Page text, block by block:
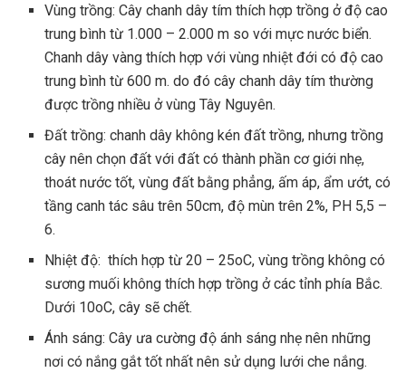
Vùng trồng: Cây chanh dây tím thích hợp trồng ở độ cao
trung bình từ 1.000 – 2.000 m so với mực nước biển.
Chanh dây vàng thích hợp với vùng nhiệt đới có độ cao
trung bình từ 600 m. do đó cây chanh dây tím thường
được trồng nhiều ở vùng Tây Nguyên.
Đất trồng: chanh dây không kén đất trồng, nhưng trồng
cây nên chọn đất với đất có thành phần cơ giới nhẹ,
thoát nước tốt, vùng đất bằng phẳng, ấm áp, ẩm ướt, có
tầng canh tác sâu trên 50cm, độ mùn trên 2%, PH 5,5 –
6.
Nhiệt độ: thích hợp từ 20 – 25oC, vùng trồng không có
sương muối không thích hợp trồng ở các tỉnh phía Bắc.
Dưới 10oC, cây sẽ chết.
Ánh sáng: Cây ưa cường độ ánh sáng nhẹ nên những
nơi có nắng gắt tốt nhất nên sử dụng lưới che nắng.